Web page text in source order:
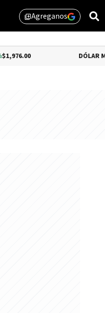
library_addAgreganos
DÓLAR MEP-0.54%